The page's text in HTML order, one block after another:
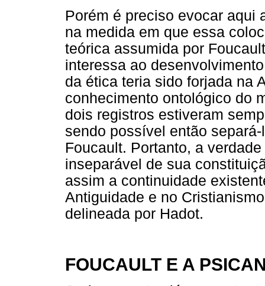
Porém é preciso evocar aqui
na medida em que essa
teórica assumida por
interessa ao
da ética teria sido forjada na
conhecimento ontológico do
dois registros estiveram
sendo possível então
Foucault. Portanto, a
inseparável de sua
assim a continuidade
Antiguidade e no
delineada por Hadot.
FOUCAULT E A